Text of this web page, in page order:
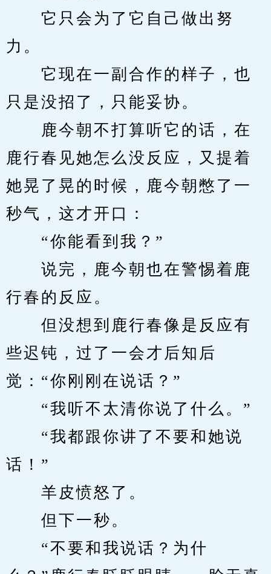
它只会为了它自己做出努
力。
它现在一副合作的样子，也
只是没招了，只能妥协。
鹿今朝不打算听它的话，在
鹿行春见她怎么没反应，又提着
她晃了晃的时候，鹿今朝憋了一
秒气，这才开口：
“你能看到我？”
说完，鹿今朝也在警惕着鹿
行春的反应。
但没想到鹿行春像是反应有
些迟钝，过了一会才后知后
觉：“你刚刚在说话？”
“我听不太清你说了什么。”
“我都跟你讲了不要和她说
话！”
羊皮愤怒了。
但下一秒。
“不要和我说话？为什